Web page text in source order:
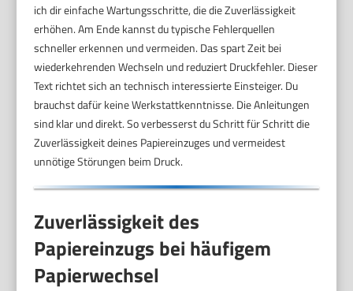
ich dir einfache Wartungsschritte, die die Zuverlässigkeit
erhöhen. Am Ende kannst du typische Fehlerquellen
schneller erkennen und vermeiden. Das spart Zeit bei
wiederkehrenden Wechseln und reduziert Druckfehler. Dieser
Text richtet sich an technisch interessierte Einsteiger. Du
brauchst dafür keine Werkstattkenntnisse. Die Anleitungen
sind klar und direkt. So verbesserst du Schritt für Schritt die
Zuverlässigkeit deines Papiereinzuges und vermeidest
unnötige Störungen beim Druck.
Zuverlässigkeit des
Papiereinzugs bei häufigem
Papierwechsel